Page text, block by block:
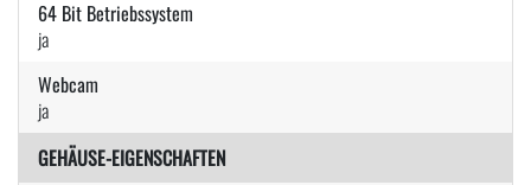
64 Bit Betriebssystem
ja
Webcam
ja
GEHÄUSE-EIGENSCHAFTEN